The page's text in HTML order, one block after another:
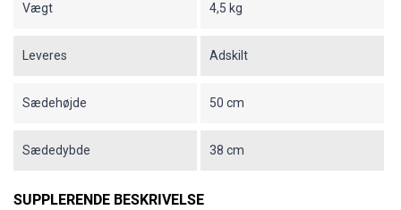
Vægt 4,5 kg
Leveres Adskilt
Sædehøjde 50 cm
Sædedybde 38 cm
SUPPLERENDE BESKRIVELSE